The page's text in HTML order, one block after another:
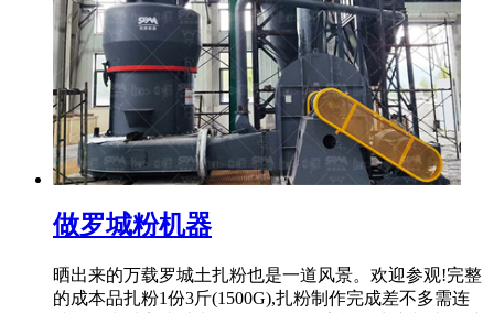
做罗城粉机器
晒出来的万载罗城土扎粉也是一道风景。欢迎参观!完整
的成本品扎粉1份3斤(1500G),扎粉制作完成差不多需连